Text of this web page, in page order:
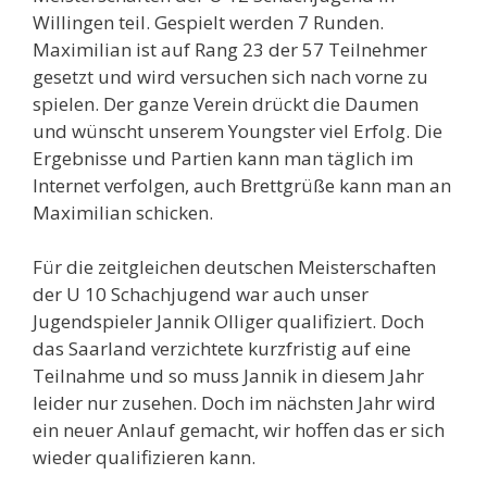
Willingen teil. Gespielt werden 7 Runden.
Maximilian ist auf Rang 23 der 57 Teilnehmer
gesetzt und wird versuchen sich nach vorne zu
spielen. Der ganze Verein drückt die Daumen
und wünscht unserem Youngster viel Erfolg. Die
Ergebnisse und Partien kann man täglich im
Internet verfolgen, auch Brettgrüße kann man an
Maximilian schicken.
Für die zeitgleichen deutschen Meisterschaften
der U 10 Schachjugend war auch unser
Jugendspieler Jannik Olliger qualifiziert. Doch
das Saarland verzichtete kurzfristig auf eine
Teilnahme und so muss Jannik in diesem Jahr
leider nur zusehen. Doch im nächsten Jahr wird
ein neuer Anlauf gemacht, wir hoffen das er sich
wieder qualifizieren kann.